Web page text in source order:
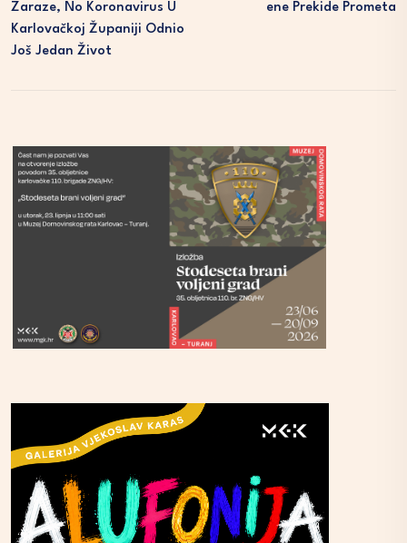
Zaraze, No Koronavirus U
Karlovačkoj Županiji Odnio
Još Jedan Život
Ene Prekide Prometa